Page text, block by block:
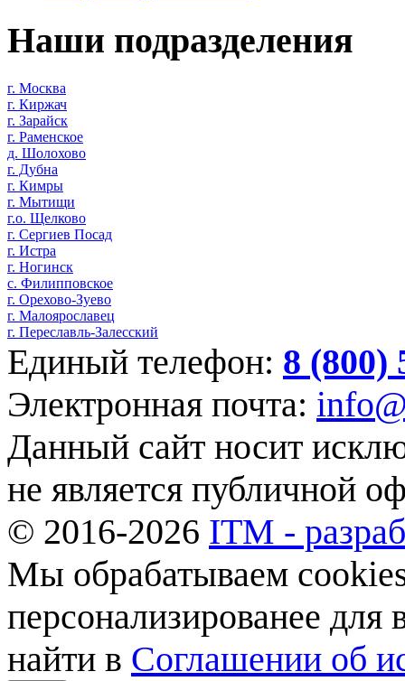
Наши подразделения
г. Москва
г. Киржач
г. Зарайск
г. Раменское
д. Шолохово
г. Дубна
г. Кимры
г. Мытищи
г.о. Щелково
г. Сергиев Посад
г. Истра
г. Ногинск
с. Филипповское
г. Орехово-Зуево
г. Малоярославец
г. Переславль-Залесский
Единый телефон: 8 (800)
Электронная почта:
Данный сайт носит
не является публичной
© 2016-2026 ITM -
Мы обрабатываем
персонализированее
найти в Соглашении об